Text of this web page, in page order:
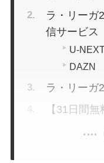
ラ・リーガ
信サービス
U-
DAZN
ラ・リーガ
【31日間